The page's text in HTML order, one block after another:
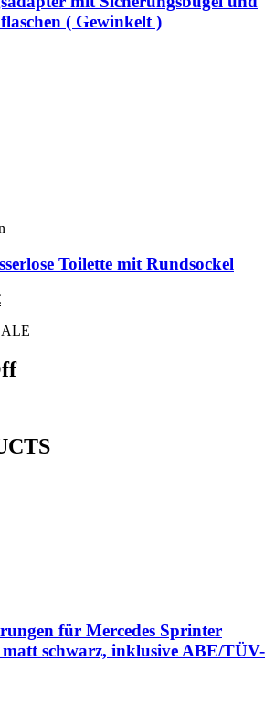
( Gewinkelt )
Toilette mit Rundsockel
Aktueller
ist:
für Mercedes Sprinter
schwarz, inklusive ABE/TÜV-